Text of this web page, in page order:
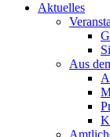
Aktuelles
Aus